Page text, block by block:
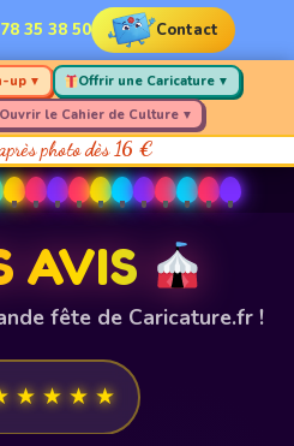
35 38 50 Contact
up ▼ Offrir une Caricature ▼
Ouvrir le Cahier de Culture ▼
photo dès 16 €
AVIS
fête de Caricature.fr !
★ ★ ★ ★